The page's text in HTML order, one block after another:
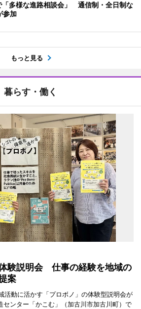
「多様な進路相談会」 通信制・全日制な
参加
もっと見る
暮らす・働く
験説明会 仕事の経験を地域の
案
活動に活かす「プロボノ」の体験型説明会が
ンター「かこむ」（加古川市加古川町）で